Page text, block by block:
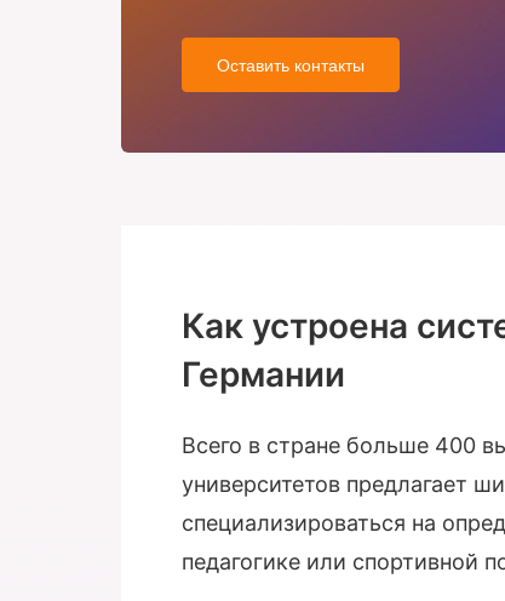
Оставить контакты
Как устроена
Германии
Всего в стране больше 400
университетов предлагает
специализироваться на
педагогике или спортивной